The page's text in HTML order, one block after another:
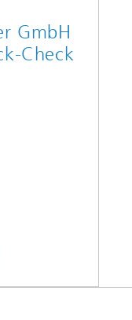
GmbH
Check